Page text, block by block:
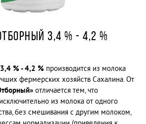
долей жира 30 %
ПАСТЕРИЗОВАННОЕ
%
3,4 % - 4,2 %
% - 4,2 % производится из молока
фермерских хозяйств Сахалина. От
отличается тем, что
из молока от одного
без смешивания с другим молоком,